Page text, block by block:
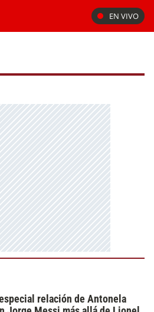
EN VIVO
relación de Antonela